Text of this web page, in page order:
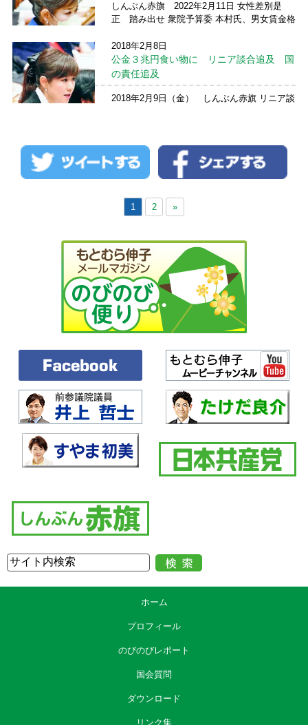
しんぶん赤旗 2022年2月11日 女性差別是
正 踏み出せ 衆院予算委 本村氏、男女賃金格
０日、衆院予算委 日本共産党の本村伸子議
員は１０日の衆院予算委員会で、コース別雇
用管理 ...続きを読む →
2018年2月8日
公金３兆円食い物に リニア談合追及 国
の責任追及
2018年2月9日（金） しんぶん赤旗 リニア談
の衆院予算委員会で、リニア中央新幹線工事
の談合疑 ...
続きを読む →
1 2 »
ホーム
プロフィール
のびのびレポート
国会質問
ダウンロード
リンク集